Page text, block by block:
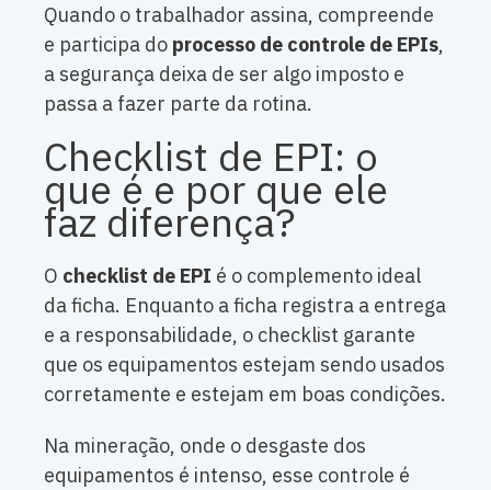
Quando o trabalhador assina, compreende
e participa do processo de controle de EPIs,
a segurança deixa de ser algo imposto e
passa a fazer parte da rotina.
Checklist de EPI: o
que é e por que ele
faz diferença?
O checklist de EPI é o complemento ideal
da ficha. Enquanto a ficha registra a entrega
e a responsabilidade, o checklist garante
que os equipamentos estejam sendo usados
corretamente e estejam em boas condições.
Na mineração, onde o desgaste dos
equipamentos é intenso, esse controle é